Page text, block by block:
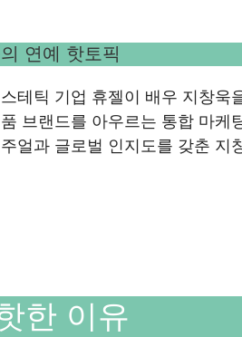
연예 핫토픽
테틱 기업 휴젤이 배우 지창욱
브랜드를 아우르는 통합 마케
얼과 글로벌 인지도를 갖춘 지
한 이유